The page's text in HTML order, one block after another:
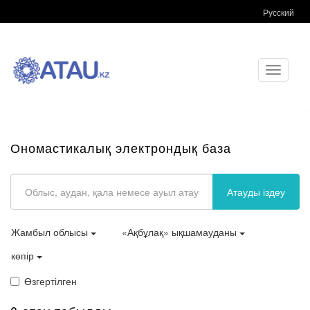
Русский
Toggle
Ономастикалық электрондық база
Атауды іздеу
Жамбыл облысы
«Ақбұлақ» ықшамауданы
көпір
Өзгертілген